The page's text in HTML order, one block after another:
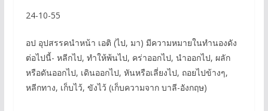
24-10-55
อป อุปสรรคนำหน้า เอติ (ไป, มา) มีความหมายในทำนองดัง
ต่อไปนี้- หลีกไป, ทำให้พ้นไป, คร่าออกไป, นำออกไป, ผลัก
หรือดันออกไป, เดินออกไป, หันหรือเลี่ยงไป, ถอยไปข้างๆ,
หลีกทาง, เก็บไว้, ขังไว้ (เก็บความจาก บาลี-อังกฤษ)